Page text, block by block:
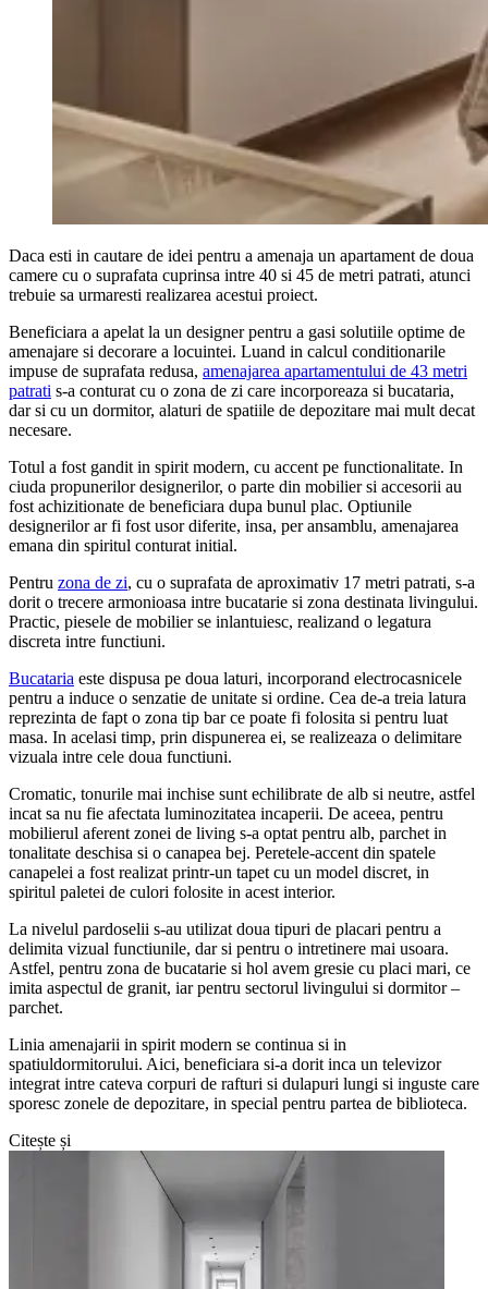
Daca esti in cautare de idei pentru a amenaja un apartament de doua
camere cu o suprafata cuprinsa intre 40 si 45 de metri patrati, atunci
trebuie sa urmaresti realizarea acestui proiect.
Beneficiara a apelat la un designer pentru a gasi solutiile optime de
amenajare si decorare a locuintei. Luand in calcul conditionarile
impuse de suprafata redusa, amenajarea apartamentului de 43 metri
patrati s-a conturat cu o zona de zi care incorporeaza si bucataria,
dar si cu un dormitor, alaturi de spatiile de depozitare mai mult decat
necesare.
Totul a fost gandit in spirit modern, cu accent pe functionalitate. In
ciuda propunerilor designerilor, o parte din mobilier si accesorii au
fost achizitionate de beneficiara dupa bunul plac. Optiunile
designerilor ar fi fost usor diferite, insa, per ansamblu, amenajarea
emana din spiritul conturat initial.
Pentru zona de zi, cu o suprafata de aproximativ 17 metri patrati, s-a
dorit o trecere armonioasa intre bucatarie si zona destinata livingului.
Practic, piesele de mobilier se inlantuiesc, realizand o legatura
discreta intre functiuni.
Bucataria este dispusa pe doua laturi, incorporand electrocasnicele
pentru a induce o senzatie de unitate si ordine. Cea de-a treia latura
reprezinta de fapt o zona tip bar ce poate fi folosita si pentru luat
masa. In acelasi timp, prin dispunerea ei, se realizeaza o delimitare
vizuala intre cele doua functiuni.
Cromatic, tonurile mai inchise sunt echilibrate de alb si neutre, astfel
incat sa nu fie afectata luminozitatea incaperii. De aceea, pentru
mobilierul aferent zonei de living s-a optat pentru alb, parchet in
tonalitate deschisa si o canapea bej. Peretele-accent din spatele
canapelei a fost realizat printr-un tapet cu un model discret, in
spiritul paletei de culori folosite in acest interior.
La nivelul pardoselii s-au utilizat doua tipuri de placari pentru a
delimita vizual functiunile, dar si pentru o intretinere mai usoara.
Astfel, pentru zona de bucatarie si hol avem gresie cu placi mari, ce
imita aspectul de granit, iar pentru sectorul livingului si dormitor –
parchet.
Linia amenajarii in spirit modern se continua si in
spatiuldormitorului. Aici, beneficiara si-a dorit inca un televizor
integrat intre cateva corpuri de rafturi si dulapuri lungi si inguste care
sporesc zonele de depozitare, in special pentru partea de biblioteca.
Citește și